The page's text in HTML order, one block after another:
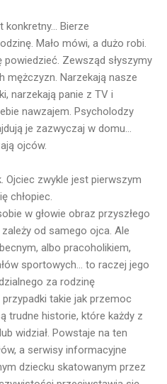
Bierze
Mało mówi, a dużo robi.
Zewsząd słyszymy
mężczyzn. Narzekają nasze
narzekają panie z TV i
nawzajem. Psycholodzy
je zazwyczaj w domu...
ojców.
Ojciec zwykle jest pierwszym
chłopiec.
w głowie obraz przyszłego
od samego ojca. Ale
albo pracoholikiem,
sportowych... to raczej jego
za rodzinę
takie jak przemoc
trudne historie, które każdy z
widział. Powstaje na ten
a serwisy informacyjne
dziecku skatowanym przez